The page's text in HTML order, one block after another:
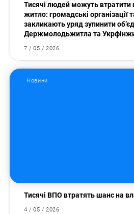
Тисячі людей можуть втратити
житло: громадські організації
закликають уряд зупинити
Держмолодьжитла та
7 / 05 / 2026
Новини
Тисячі ВПО втратять шанс на
4 / 05 / 2026